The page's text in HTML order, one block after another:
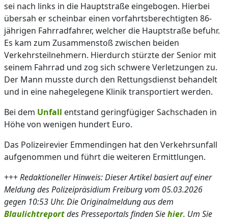
sei nach links in die Hauptstraße eingebogen. Hierbei
übersah er scheinbar einen vorfahrtsberechtigten 86-
jährigen Fahrradfahrer, welcher die Hauptstraße befuhr.
Es kam zum Zusammenstoß zwischen beiden
Verkehrsteilnehmern. Hierdurch stürzte der Senior mit
seinem Fahrrad und zog sich schwere Verletzungen zu.
Der Mann musste durch den Rettungsdienst behandelt
und in eine nahegelegene Klinik transportiert werden.
Bei dem Unfall entstand geringfügiger Sachschaden in
Höhe von wenigen hundert Euro.
Das Polizeirevier Emmendingen hat den Verkehrsunfall
aufgenommen und führt die weiteren Ermittlungen.
+++Redaktioneller Hinweis: Dieser Artikel basiert auf einer
Meldung des Polizeipräsidium Freiburg vom 05.03.2026
gegen 10:53 Uhr. Die Originalmeldung aus dem
Blaulichtreportdes Presseportals finden Siehier. Um Sie